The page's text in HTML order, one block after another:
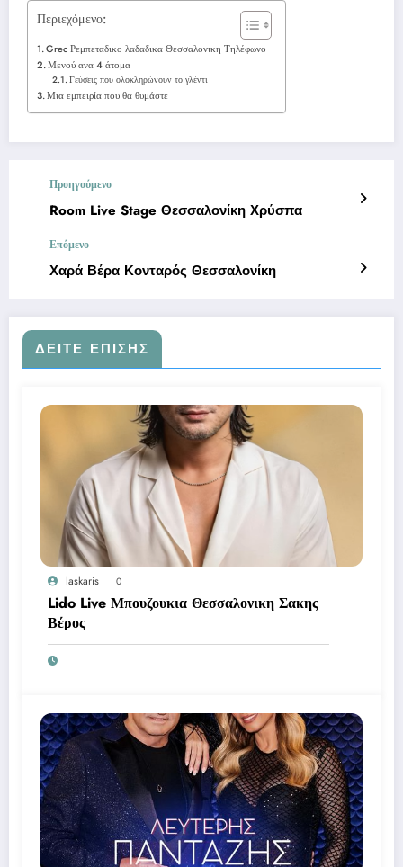
Περιεχόμενο:
Grec Ρεμπεταδικο λαδαδικα Θεσσαλονικη Τηλέφωνο
Μενού ανα 4 άτομα
Γεύσεις που ολοκληρώνουν το γλέντι
Μια εμπειρία που θα θυμάστε
Προηγούμενο
Room Live Stage Θεσσαλονίκη Χρύσπα
Επόμενο
Χαρά Βέρα Κονταρός Θεσσαλονίκη
ΔΕΊΤΕ ΕΠΊΣΗΣ
laskaris 0
Lido Live Μπουζουκια Θεσσαλονικη Σακης
Βέρος